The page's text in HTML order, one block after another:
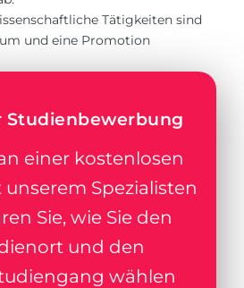
Tätigkeiten sind
und eine Promotion
Studienbewerbung
einer kostenlosen
Spezialisten
Sie, wie Sie den
und den
wählen